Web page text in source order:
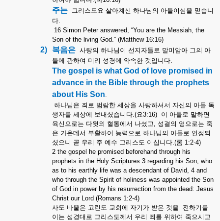
주는 그리스도요 살아계신 하나님의 아들이심을 믿습니
다.
16 Simon Peter answered, “You are the Messiah, the
Son of the living God.” (Matthew 16:16)
2) 복음은 사랑의 하나님이 선지자들로 말미암아 그의 아
들에 관하여 미리 성경에 약속한 것입니다.
The gospel is what God of love promised in
advance in the Bible through the prophets
about His Son.
하나님은 죄로 범람한 세상을 사랑하셔서 자신의 아들 독
생자를 세상에 보내셨습니다.(요3:16) 이 아들로 말하면
육신으로는 다윗의 혈통에서 나셨고, 성결의 영으로는 죽
은 가운데서 부활하여 능력으로 하나님의 아들로 인정되
셨으니 곧 우리 주 예수 그리스도 이십니다.(롬 1:2-4)
2 the gospel he promised beforehand through his
prophets in the Holy Scriptures 3 regarding his Son, who
as to his earthly life was a descendant of David, 4 and
who through the Spirit of holiness was appointed the Son
of God in power by his resurrection from the dead: Jesus
Christ our Lord (Romans 1:2-4)
사도 바울은 고린도 교회에 자기가 받은 것을
전하기를
이는 성경대로 그리스도께서 우리 죄를 위하여 죽으시고